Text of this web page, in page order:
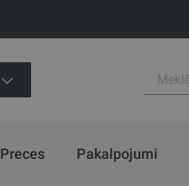
Preces Pakalpojumi